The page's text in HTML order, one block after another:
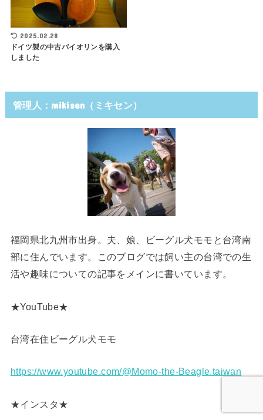
2025.02.28
ドイツ製の中古バイオリンを購入
しました
管理人：mikisen（ミキセン）
福岡県北九州市出身。夫、娘、ビーグル犬モモと台湾南
部に住んでいます。このブログでは飼い主の台湾での生
活や趣味についての記事をメインに書いています。
★YouTube★
台湾在住ビーグル犬モモ
https://www.youtube.com/@Momo-the-Beagle.taiwan
★インスタ★